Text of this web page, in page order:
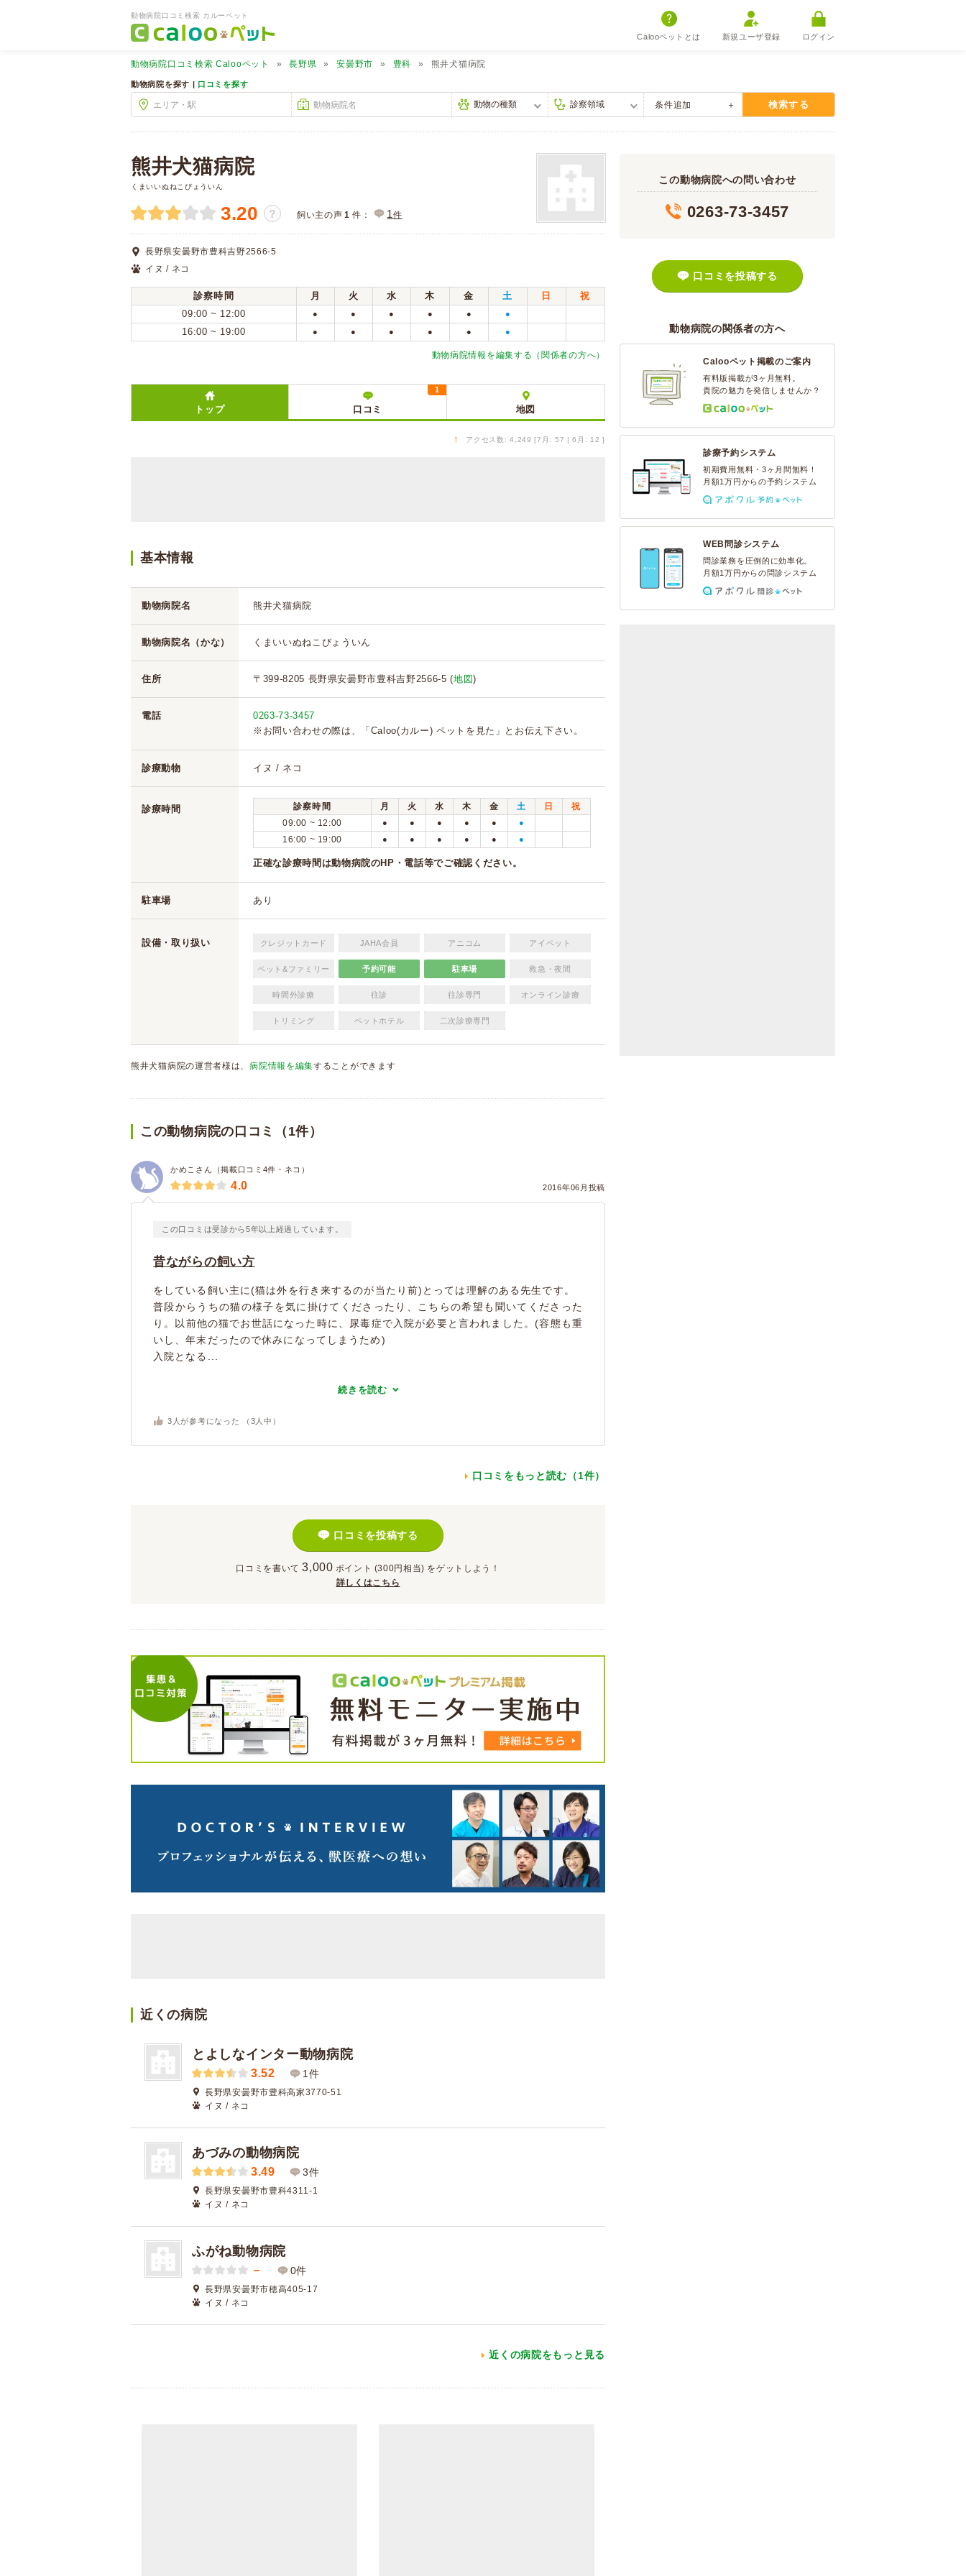
動物病院口コミ検索 カルーペット
Calooペットとは 新規ユーザ登録 ログイン
動物病院口コミ検索 Calooペット 長野県 安曇野市 豊科 熊井犬猫病院
動物病院を探す | 口コミを探す
条件追加 検索する
熊井犬猫病院
くまいいぬねこびょういん
3.20 ？ 飼い主の声 1 件： 1件
長野県安曇野市豊科吉野2566-5
イヌ / ネコ
診察時間 月 火 水 木 金 土 日
祝
09:00 ~ 12:00
● ● ● ● ● ●
16:00 ~ 19:00 ● ● ● ● ● ●
動物病院情報を編集する（関係者の方へ）
トップ 口コミ
1
地図
↑ アクセス数: 4,249 [7月: 57 | 6月: 12 ]
基本情報
動物病院名 熊井犬猫病院
動物病院名（かな） くまいいぬねこびょういん
住所 〒399-8205 長野県安曇野市豊科吉野2566-5 (地図)
電話
0263-73-3457
※お問い合わせの際は、「Caloo(カルー) ペットを見た」とお伝え下さい。
診療動物 イヌ / ネコ
診療時間 診察時間 月 火 水 木 金 土 日
祝
09:00 ~ 12:00
● ● ● ● ● ●
16:00 ~ 19:00 ● ● ● ● ● ●
正確な診療時間は動物病院のHP・電話等でご確認ください。
駐車場 あり
設備・取り扱い クレジットカード JAHA会員 アニコム アイペット
ペット&ファミリー 予約可能 駐車場 救急・夜間
時間外診療 往診 往診専門 オンライン診療
トリミング ペットホテル 二次診療専門
熊井犬猫病院の運営者様は、病院情報を編集することができます
この動物病院の口コミ（1件）
かめこさん（掲載口コミ4件・ネコ）
2016年06月投稿
4.0
この口コミは受診から5年以上経過しています。
昔ながらの飼い方
をしている飼い主に(猫は外を行き来するのが当たり前)とっては理解のある先生です。
普段からうちの猫の様子を気に掛けてくださったり、こちらの希望も聞いてくださった
り。以前他の猫でお世話になった時に、尿毒症で入院が必要と言われました。(容態も重
いし、年末だったので休みになってしまうため)
入院となる...
続きを読む
3 人が参考になった （ 3 人中）
口コミをもっと読む（1件）
口コミを投稿する
口コミを書いて 3,000 ポイント (300円相当) をゲットしよう！
詳しくはこちら
近くの病院
とよしなインター動物病院
3.52 1件
長野県安曇野市豊科高家3770-51
イヌ / ネコ
あづみの動物病院
3.49 3件
長野県安曇野市豊科4311-1
イヌ / ネコ
ふがね動物病院
－ 0件
長野県安曇野市穂高405-17
イヌ / ネコ
近くの病院をもっと見る
この動物病院への問い合わせ
0263-73-3457
口コミを投稿する
動物病院の関係者の方へ
Calooペット掲載のご案内
有料版掲載が3ヶ月無料。
貴院の魅力を発信しませんか？
診療予約システム
初期費用無料・3ヶ月間無料！
月額1万円からの予約システム
WEB問診システム
問診業務を圧倒的に効率化。
月額1万円からの問診システム